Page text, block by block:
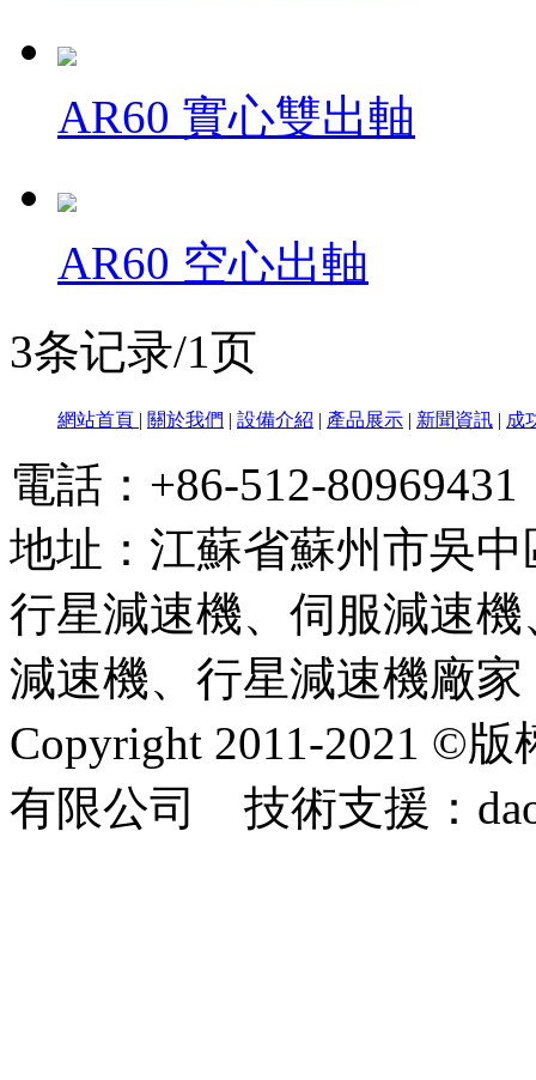
AR60 實心雙出軸
AR60 空心出軸
3条记录/1页
網站首頁 | 關於我們 | 設備介紹 | 產品展示 | 新聞資訊 | 成
電話：+86-512-
地址：江蘇省蘇州市吳
行星減速機、伺服減速
減速機、行星減速機廠家
Copyright 2011-2021 ©
有限公司 技術支援：